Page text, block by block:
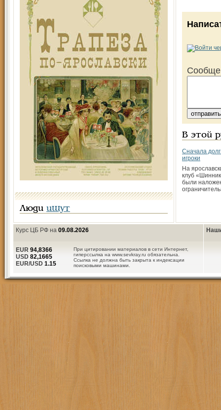
Люди ищут
В этой
Сначала
игроки
На
клуб
были
Курс ЦБ РФ на 09.08.2026
При цитировании материалов в сети Интернет,
гиперссылка на www.sevkray.ru обязательна.
Ссылка не должна быть закрыта к индексации
поисковыми машинами.
EUR 94,8366
USD 82,1665
EUR/USD 1.15